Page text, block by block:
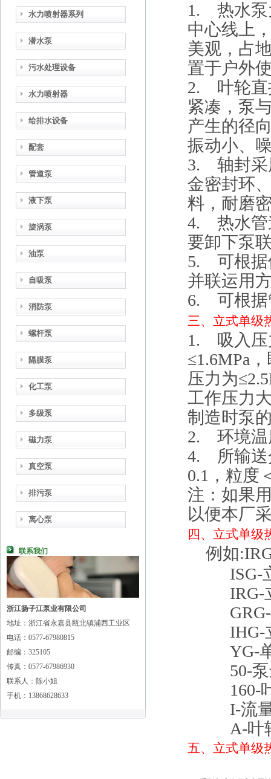
水力喷射器系列
潜水泵
污水处理设备
水力喷射器
给排水设备
配套
管道泵
液下泵
旋涡泵
油泵
自吸泵
消防泵
螺杆泵
隔膜泵
化工泵
多级泵
磁力泵
真空泵
排污泵
离心泵
联系我们
浙江扬子江泵业有限公司
地址：浙江省永嘉县瓯北镇浦西工业区
电话：0577-67980815
邮编：325105
传真：0577-67986930
联系人：陈小姐
手机：13868628633
1. 热水泵
中心线上
美观，占
置于户外
2. 叶轮直
紧凑，泵
产生的径
振动小、
3. 轴封采
金密封环
料，耐磨
4. 热水管
要卸下泵
5. 可根据
并联运用
6. 可根据
三、 立式单级
1. 吸入压
≤1.6MPa
压力为
工作压力
制造时泵
2. 环境温
4. 所输送
0.1，粒度
注：如果
以便本厂
四、 立式单级
例如
ISG-立
IRG-立
GRG-立
IHG-立
YG-单
50-泵进
160-叶
I-流量
A-叶轮
五、 立式单级